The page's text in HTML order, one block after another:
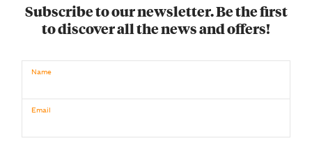
Subscribe to our newsletter. Be the first
to discover all the news and offers!
Name
Email